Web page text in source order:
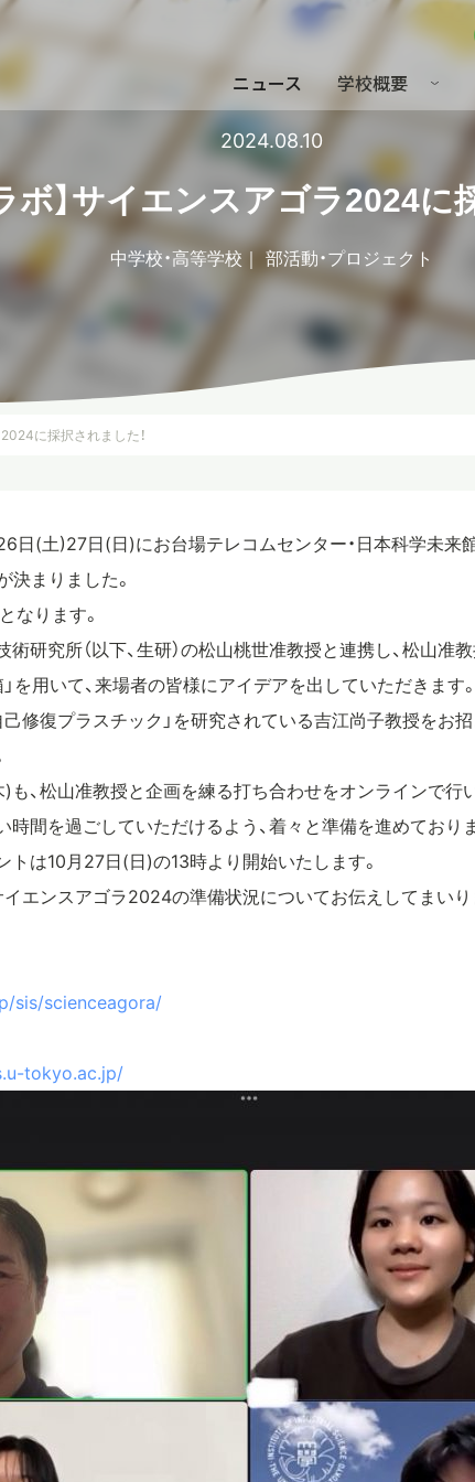
ニュース 学校概要
2024.08.10
ボ】サイエンスアゴラ2024に
中学校・高等学校 部活動・プロジェクト
に採択されました！
日(土)27日(日)にお台場テレコムセンター・日本科学未来
決まりました。
なります。
研究所（以下、生研）の松山桃世准教授と連携し、松山准
を用いて、来場者の皆様にアイデアを出していただきます。
修復プラスチック」を研究されている吉江尚子教授をお
、松山准教授と企画を練る打ち合わせをオンラインで行
間を過ごしていただけるよう、着々と準備を進めておりま
トは10月27日(日)の13時より開始いたします。
イエンスアゴラ2024の準備状況についてお伝えしてまいり
sis/scienceagora/
tokyo.ac.jp/